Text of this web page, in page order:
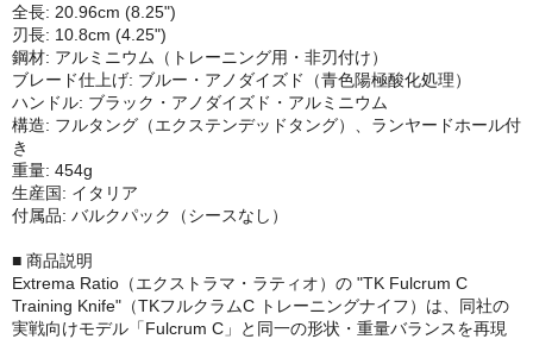
全長: 20.96cm (8.25")
刃長: 10.8cm (4.25")
鋼材: アルミニウム（トレーニング用・非刃付け）
ブレード仕上げ: ブルー・アノダイズド（青色陽極酸化処理）
ハンドル: ブラック・アノダイズド・アルミニウム
構造: フルタング（エクステンデッドタング）、ランヤードホール付
き
重量: 454g
生産国: イタリア
付属品: バルクパック（シースなし）
■ 商品説明
Extrema Ratio（エクストラマ・ラティオ）の "TK Fulcrum C
Training Knife"（TKフルクラムC トレーニングナイフ）は、同社の
実戦向けモデル「Fulcrum C」と同一の形状・重量バランスを再現